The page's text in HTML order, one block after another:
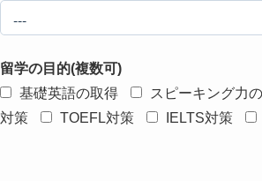
留学の目的(複数可)
基礎英語の取得
スピーキング力
対策
TOEFL対策 IELTS対策